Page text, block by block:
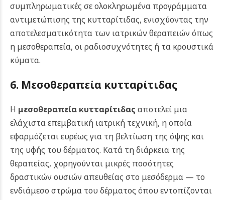
συμπληρωματικές σε ολοκληρωμένα προγράμματα
αντιμετώπισης της κυτταρίτιδας, ενισχύοντας την
αποτελεσματικότητα των ιατρικών θεραπειών όπως
η μεσοθεραπεία, οι ραδιοσυχνότητες ή τα κρουστικά
κύματα.
6. Μεσοθεραπεία κυτταρίτιδας
Η μεσοθεραπεία κυτταρίτιδας αποτελεί μια
ελάχιστα επεμβατική ιατρική τεχνική, η οποία
εφαρμόζεται ευρέως για τη βελτίωση της όψης και
της υφής του δέρματος. Κατά τη διάρκεια της
θεραπείας, χορηγούνται μικρές ποσότητες
δραστικών ουσιών απευθείας στο μεσόδερμα — το
ενδιάμεσο στρώμα του δέρματος όπου εντοπίζονται